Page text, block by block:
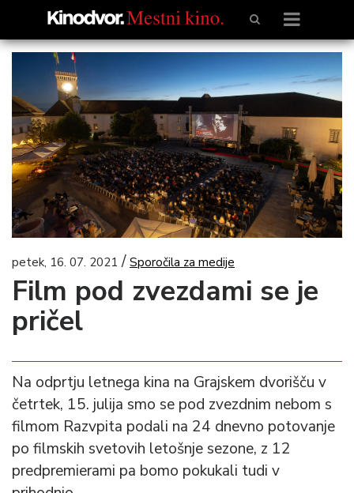
petek, 16. 07. 2021 /Sporočila za medije
Film pod zvezdami se je
pričel
Na odprtju letnega kina na Grajskem dvorišču v
četrtek, 15. julija smo se pod zvezdnim nebom s
filmom Razvpita podali na 24 dnevno potovanje
po filmskih svetovih letošnje sezone, z 12
predpremierami pa bomo pokukali tudi v